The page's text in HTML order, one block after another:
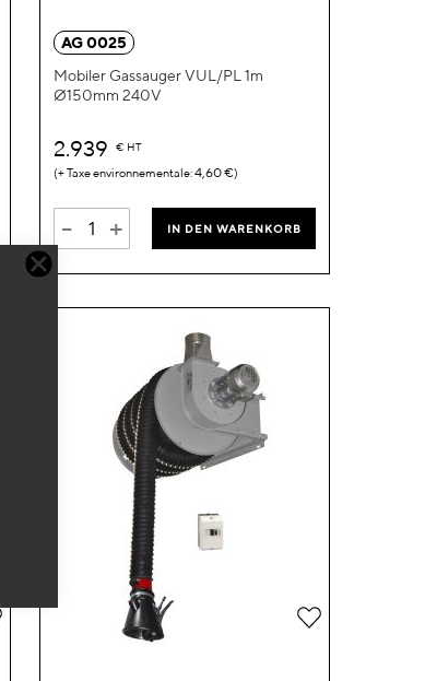
hinzufügen
AG 0025
Mobiler Gassauger VUL/PL 1m
Ø150mm 240V
2.939 € HT
4,60 €
- + IN DEN WARENKORB
Zur Zur